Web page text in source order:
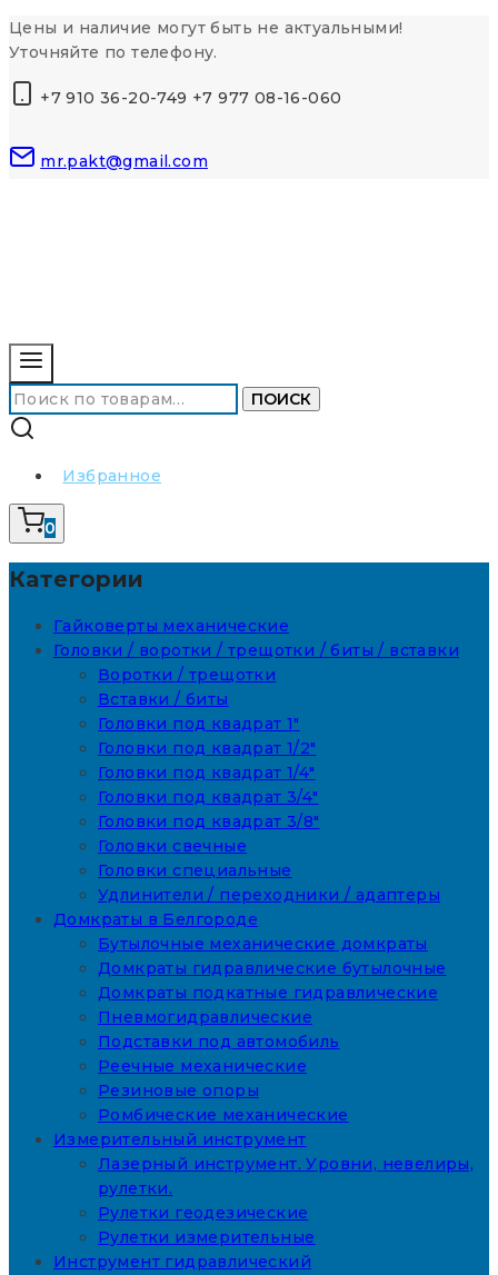
Перейти
к
Цены и наличие могут быть не актуальными!
Уточняйте по телефону.
+7 910 36-20-749 +7 977 08-16-060
mr.pakt@gmail.com
Искать: ПОИСК
Избранное
0
Категории
Гайковерты механические
Головки / воротки / трещотки / биты / вставки
Воротки / трещотки
Вставки / биты
Головки под квадрат 1"
Головки под квадрат 1/2"
Головки под квадрат 1/4"
Головки под квадрат 3/4"
Головки под квадрат 3/8"
Головки свечные
Головки специальные
Удлинители / переходники / адаптеры
Домкраты в Белгороде
Бутылочные механические домкраты
Домкраты гидравлические бутылочные
Домкраты подкатные гидравлические
Пневмогидравлические
Подставки под автомобиль
Реечные механические
Резиновые опоры
Ромбические механические
Измерительный инструмент
Лазерный инструмент. Уровни, невелиры,
рулетки.
Рулетки геодезические
Рулетки измерительные
Инструмент гидравлический